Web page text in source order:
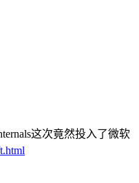
这次竟然投入了微软